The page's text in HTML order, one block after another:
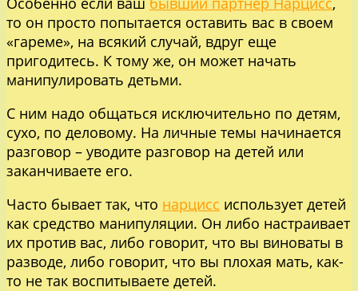
то он просто попытается оставить вас в своем
«гареме», на всякий случай, вдруг еще
пригодитесь. К тому же, он может начать
манипулировать детьми.
С ним надо общаться исключительно по детям,
сухо, по деловому. На личные темы начинается
разговор – уводите разговор на детей или
заканчиваете его.
Часто бывает так, что нарцисс использует детей
как средство манипуляции. Он либо настраивает
их против вас, либо говорит, что вы виноваты в
разводе, либо говорит, что вы плохая мать, как-
то не так воспитываете детей.